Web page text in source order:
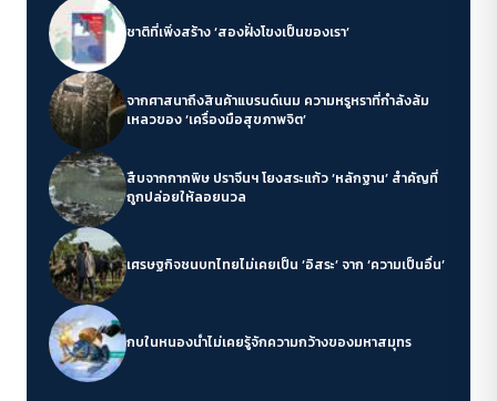
ชาติที่เพิ่งสร้าง ‘สองฝั่งโขงเป็นของเรา’
จากศาสนาถึงสินค้าแบรนด์เนม ความหรูหราที่กำลังล้ม
เหลวของ ‘เครื่องมือสุขภาพจิต’
สืบจากกากพิษ ปราจีนฯ โยงสระแก้ว ‘หลักฐาน’ สำคัญที่
ถูกปล่อยให้ลอยนวล
เศรษฐกิจชนบทไทยไม่เคยเป็น ‘อิสระ’ จาก ‘ความเป็นอื่น’
กบในหนองน้ำไม่เคยรู้จักความกว้างของมหาสมุทร